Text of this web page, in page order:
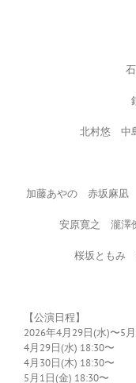
北村悠 中
加藤あやの 赤坂麻凪
安原寛之 瀧澤
桜坂ともみ
【公演日程】
2026年4月29日(水)〜5
4月29日(水) 18:30〜
4月30日(木) 18:30〜
5月1日(金) 18:30〜